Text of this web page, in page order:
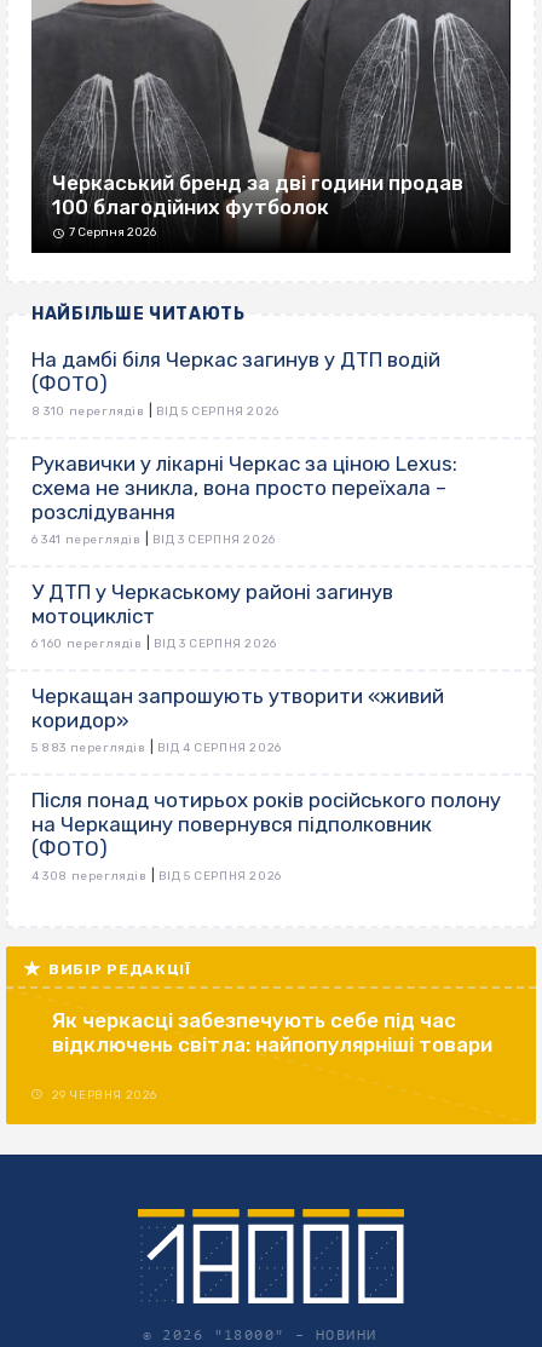
Черкаський бренд за дві години продав
100 благодійних футболок
7 Серпня 2026
НАЙБІЛЬШЕ ЧИТАЮТЬ
На дамбі біля Черкас загинув у ДТП водій
(ФОТО)
8 310 переглядів ВІД 5 СЕРПНЯ 2026
Рукавички у лікарні Черкас за ціною Lexus:
схема не зникла, вона просто переїхала –
розслідування
6 341 переглядів ВІД 3 СЕРПНЯ 2026
У ДТП у Черкаському районі загинув
мотоцикліст
6 160 переглядів ВІД 3 СЕРПНЯ 2026
Черкащан запрошують утворити «живий
коридор»
5 883 переглядів ВІД 4 СЕРПНЯ 2026
Після понад чотирьох років російського полону
на Черкащину повернувся підполковник
(ФОТО)
4 308 переглядів ВІД 5 СЕРПНЯ 2026
ВИБІР РЕДАКЦІЇ
Як черкасці забезпечують себе під час
відключень світла: найпопулярніші товари
29 ЧЕРВНЯ 2026
© 2026 "18000" – НОВИНИ